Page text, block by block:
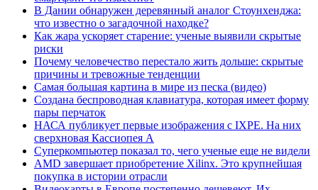
В Дании обнаружен деревянный аналог Стоунхенджа:
что известно о загадочной находке?
Как жара ускоряет старение: ученые выявили скрытые
риски
Почему человечество перестало жить дольше: скрытые
причины и тревожные тенденции
Самая большая картина в мире из песка (видео)
Создана беспроводная клавиатура, которая имеет форму
пары перчаток
НАСА публикует первые изображения с IXPE. На них
сверхновая Кассиопея А
Суперкомпьютер показал то, чего ученые еще не видели
AMD завершает приобретение Xilinx. Это крупнейшая
покупка в истории отрасли